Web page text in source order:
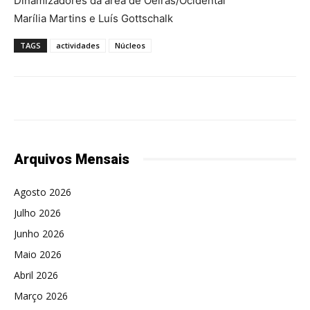
Marília Martins e Luís Gottschalk
TAGS actividades Núcleos
Arquivos Mensais
Agosto 2026
Julho 2026
Junho 2026
Maio 2026
Abril 2026
Março 2026